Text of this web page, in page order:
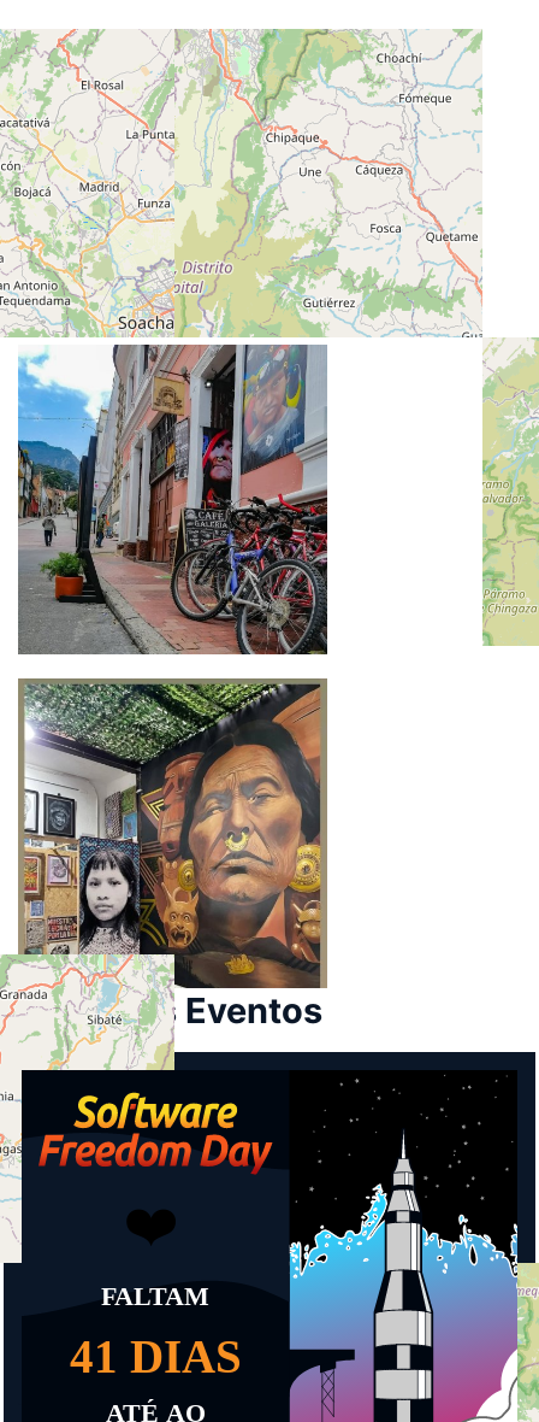
País Colômbia
Url
https://galeriacafenuestraherencia.com/
☕ Café & Galería 🖼️
Productos Nacionales Ancestrales 🇨🇴🌱
Diez mil metros de arte comunitario 📏📐
La Candelaria, Bogotá
Envíos a todo el mundo 🌎
Próximos Eventos